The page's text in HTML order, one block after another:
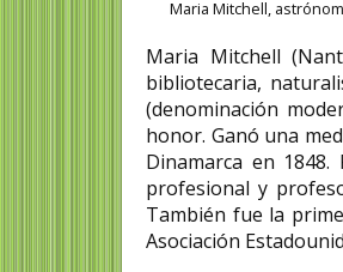
Maria Mitchell,
Maria Mitchell
bibliotecaria,
(denominación
honor. Ganó una
Dinamarca en
profesional y
También fue la
Asociación